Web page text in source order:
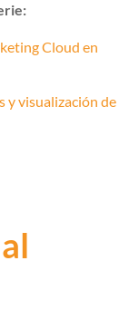
Cloud en
y visualización de